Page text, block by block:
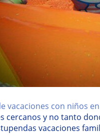
vacaciones con niños
cercanos y no tanto
vacaciones